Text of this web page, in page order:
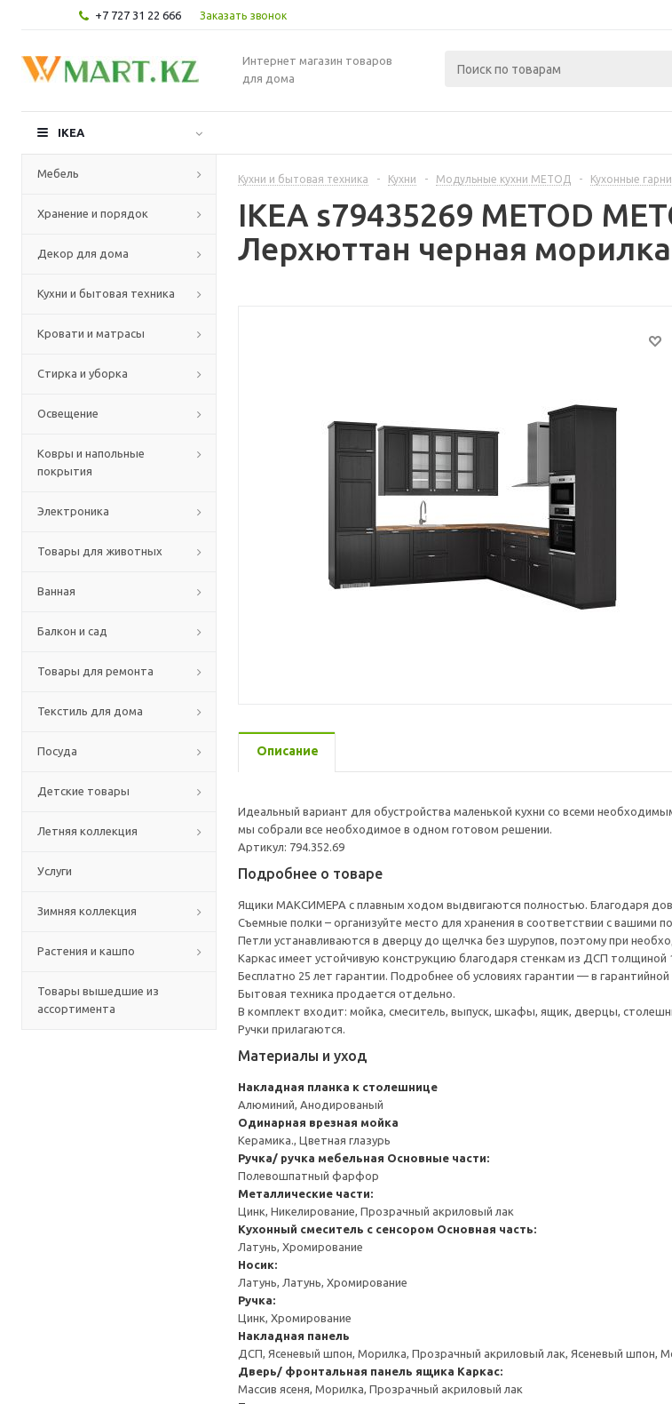
+7 727 31 22 666 Заказать звонок
Интернет магазин товаров
для дома
IKEA
Мебель
Хранение и порядок
Декор для дома
Кухни и бытовая техника
Кровати и матрасы
Стирка и уборка
Освещение
Ковры и напольные
покрытия
Электроника
Товары для животных
Ванная
Балкон и сад
Товары для ремонта
Текстиль для дома
Посуда
Детские товары
Летняя коллекция
Услуги
Зимняя коллекция
Растения и кашпо
Товары вышедшие из
ассортимента
Кухни и бытовая техника - Кухни - Модульные кухни МЕТОД - Кухонные
IKEA s79435269 METOD
Лерхюттан черная
Описание
Идеальный вариант для обустройства маленькой кухни со всеми
мы собрали все необходимое в одном готовом решении.
Артикул: 794.352.69
Подробнее о товаре
Ящики МАКСИМЕРА с плавным ходом выдвигаются полностью. Благодаря
Съемные полки – организуйте место для хранения в соответствии с вашими
Петли устанавливаются в дверцу до щелчка без шурупов, поэтому при
Каркас имеет устойчивую конструкцию благодаря стенкам из ДСП толщиной
Бесплатно 25 лет гарантии. Подробнее об условиях гарантии — в
Бытовая техника продается отдельно.
В комплект входит: мойка, смеситель, выпуск, шкафы, ящик, дверцы,
Ручки прилагаются.
Материалы и уход
Накладная планка к столешнице
Алюминий, Анодированый
Одинарная врезная мойка
Керамика., Цветная глазурь
Ручка/ ручка мебельная Основные части:
Полевошпатный фарфор
Металлические части:
Цинк, Никелирование, Прозрачный акриловый лак
Кухонный смеситель с сенсором Основная часть:
Латунь, Хромирование
Носик:
Латунь, Латунь, Хромирование
Ручка:
Цинк, Хромирование
Накладная панель
ДСП, Ясеневый шпон, Морилка, Прозрачный акриловый лак, Ясеневый шпон,
Дверь/ фронтальная панель ящика Каркас:
Массив ясеня, Морилка, Прозрачный акриловый лак